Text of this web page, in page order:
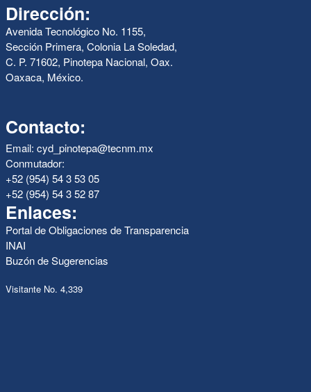
Dirección:
Avenida Tecnológico No. 1155,
Sección Primera, Colonia La Soledad,
C. P. 71602, Pinotepa Nacional, Oax.
Oaxaca, México.
Contacto:
Email: cyd_pinotepa@tecnm.mx
Conmutador:
+52 (954) 54 3 53 05
+52 (954) 54 3 52 87
Enlaces:
Portal de Obligaciones de Transparencia
INAI
Buzón de Sugerencias
Visitante No. 4,339